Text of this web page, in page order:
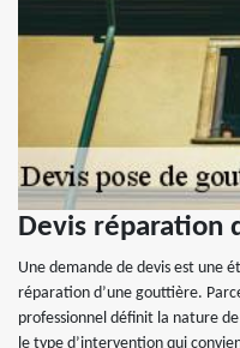
Devis réparation
Une demande de devis est une
réparation d’une gouttière.
professionnel définit la nature
le type d’intervention qui